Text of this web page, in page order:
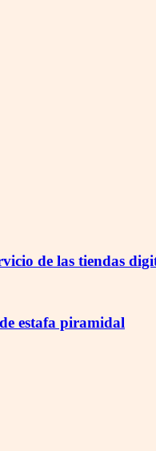
de las tiendas
estafa piramidal